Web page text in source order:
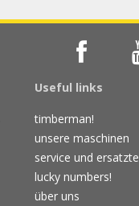
Useful links
timberman!
unsere maschinen
service und
lucky numbers!
über uns